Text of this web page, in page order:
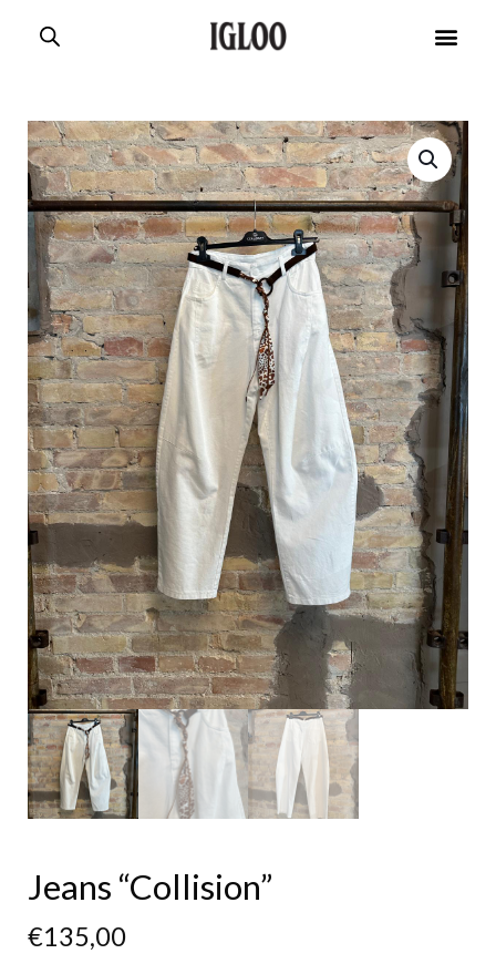
Jeans “Collision”
€135,00